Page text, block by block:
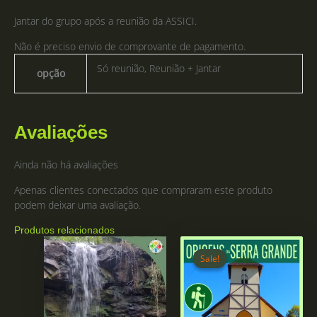
Jantar do grupo após a reunião da ASSICI.
Não é preciso envio de comprovante de pagamento.
opção
Só reunião, Reunião + Jantar
Avaliações
Ainda não há avaliações
Apenas clientes conectados que compraram este produto
podem deixar uma avaliação.
Produtos relacionados
Sale!
Sale!